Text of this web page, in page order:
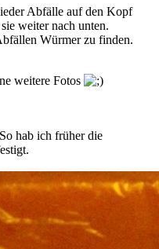
Abfälle auf den Kopf
weiter nach unten.
Würmer zu finden.
weitere Fotos
hab ich früher die